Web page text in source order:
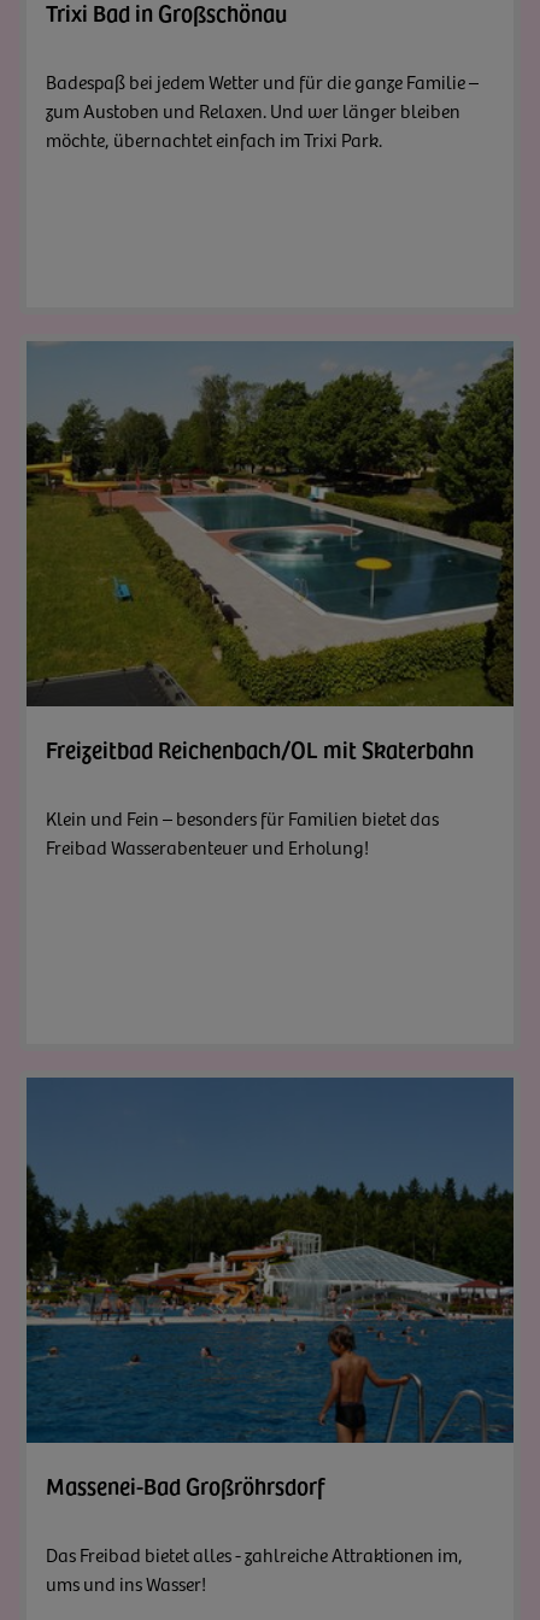
Trixi Bad in Großschönau
Badespaß bei jedem Wetter und für die ganze Familie –
zum Austoben und Relaxen. Und wer länger bleiben
möchte, übernachtet einfach im Trixi Park.
Zum
Freizeitbad Reichenbach/OL mit Skaterbahn
Klein und Fein – besonders für Familien bietet das
Freibad Wasserabenteuer und Erholung!
Zum
Massenei-Bad Großröhrsdorf
Das Freibad bietet alles - zahlreiche Attraktionen im,
ums und ins Wasser!